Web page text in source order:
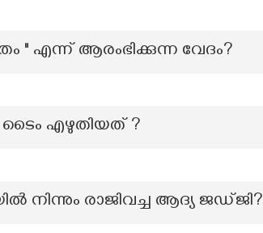
" എന്ന് ആരംഭിക്കുന്ന വേദം?
ടൈം എഴുതിയത് ?
നിന്നും രാജിവച്ച ആദ്യ ജഡ്ജി?